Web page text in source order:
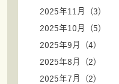
2025年11月 (3)
2025年10月 (5)
2025年9月 (4)
2025年8月 (2)
2025年7月 (2)